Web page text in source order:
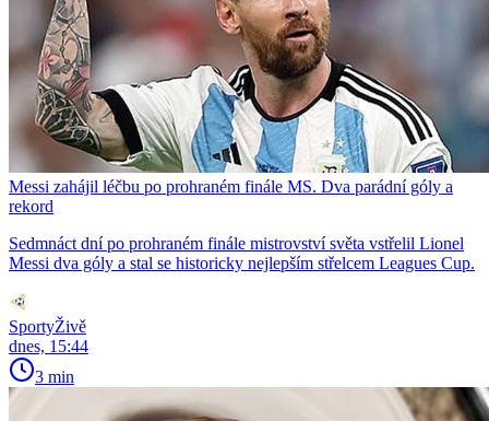
Messi zahájil léčbu po prohraném finále MS. Dva parádní góly a
rekord
Sedmnáct dní po prohraném finále mistrovství světa vstřelil Lionel
Messi dva góly a stal se historicky nejlepším střelcem Leagues Cup.
SportyŽivě
dnes, 15:44
3 min